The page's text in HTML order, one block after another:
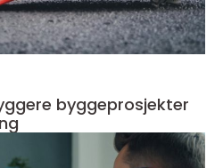
byggeprosjekter